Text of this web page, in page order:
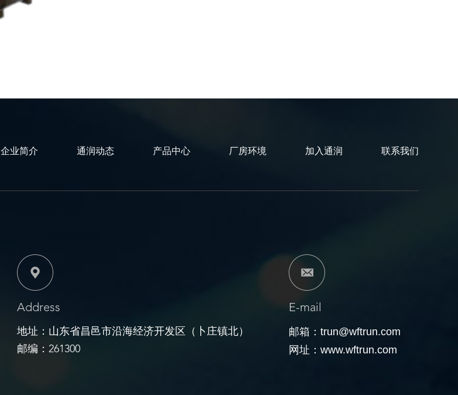
企业简介 通润动态 产品中心 厂房环境 加入通润 联系我们
Address
地址：山东省昌邑市沿海经济开发区（卜庄镇北）
邮编：261300
E-mail
邮箱： trun@wftrun.com
网址： www.wftrun.com